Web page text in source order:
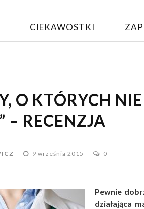
CIEKAWOSTKI
O KTÓRYCH
– RECENZJA
9 września 2015 0
Pewnie
działająca